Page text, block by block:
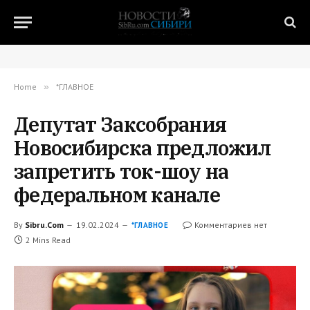
Home » *ГЛАВНОЕ
Депутат Заксобрания
Новосибирска предложил
запретить ток-шоу на
федеральном канале
By Sibru.Com 19.02.2024 *ГЛАВНОЕ
Комментариев нет
2 Mins Read